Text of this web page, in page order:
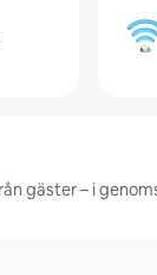
gäster – i